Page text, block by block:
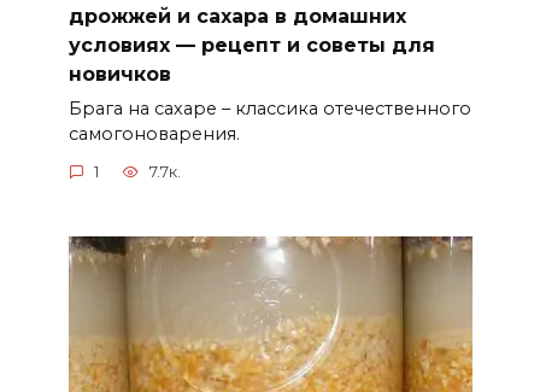
дрожжей и сахара в домашних
условиях — рецепт и советы для
новичков
Брага на сахаре – классика отечественного
самогоноварения.
1 7.7к.